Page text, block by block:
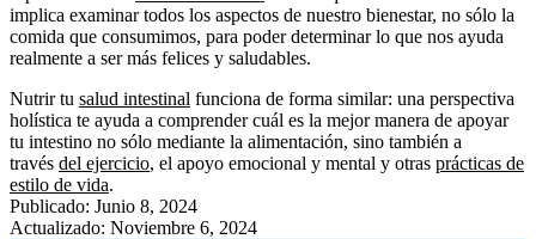
implica examinar todos los aspectos de nuestro bienestar, no sólo la
comida que consumimos, para poder determinar lo que nos ayuda
realmente a ser más felices y saludables.
Nutrir tu salud intestinal funciona de forma similar: una perspectiva
holística te ayuda a comprender cuál es la mejor manera de apoyar
tu intestino no sólo mediante la alimentación, sino también a
través del ejercicio, el apoyo emocional y mental y otras prácticas de
estilo de vida.
Publicado: Junio 8, 2024
Actualizado: Noviembre 6, 2024